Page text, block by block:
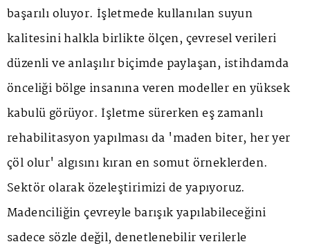
başarılı oluyor. İşletmede kullanılan suyun
kalitesini halkla birlikte ölçen, çevresel verileri
düzenli ve anlaşılır biçimde paylaşan, istihdamda
önceliği bölge insanına veren modeller en yüksek
kabulü görüyor. İşletme sürerken eş zamanlı
rehabilitasyon yapılması da 'maden biter, her yer
çöl olur' algısını kıran en somut örneklerden.
Sektör olarak özeleştirimizi de yapıyoruz.
Madenciliğin çevreyle barışık yapılabileceğini
sadece sözle değil, denetlenebilir verilerle